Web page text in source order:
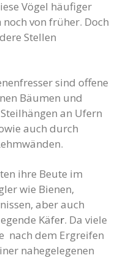
Vögel häufiger
von früher. Doch
Stellen
sind offene
Bäumen und
an Ufern
auch durch
ihre Beute im
wie Bienen,
aber auch
Käfer. Da viele
nach dem Ergreifen
nahegelegenen